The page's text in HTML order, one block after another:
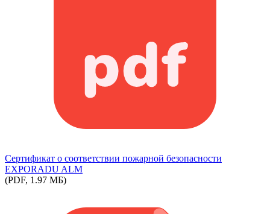
Сертификат о соответствии пожарной безопасности
EXPORADU ALM
(PDF, 1.97 МБ)